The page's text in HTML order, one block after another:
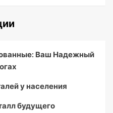
Ваш Надежный
у населения
будущего